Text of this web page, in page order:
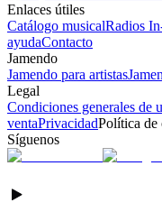
Enlaces útiles
Catálogo musicalRadios
ayudaContacto
Jamendo
Jamendo para artistas
Legal
Condiciones generales de
ventaPrivacidadPolítica de
Síguenos